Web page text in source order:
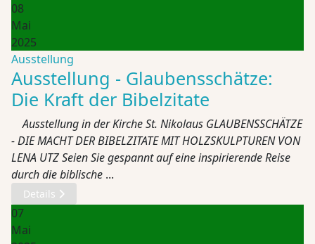
08
Mai
2025
Ausstellung
Ausstellung - Glaubensschätze:
Die Kraft der Bibelzitate
Ausstellung in der Kirche St. Nikolaus GLAUBENSSCHÄTZE
- DIE MACHT DER BIBELZITATE MIT HOLZSKULPTUREN VON
LENA UTZ Seien Sie gespannt auf eine inspirierende Reise
durch die biblische ...
Details
07
Mai